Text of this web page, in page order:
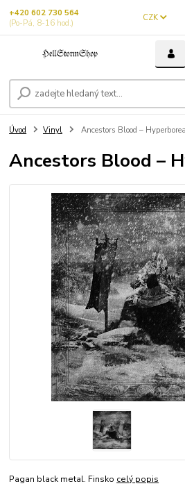
CZK
+420 602 730 564
(Po-Pá, 8-16 hod.)
Úvod Vinyl Ancestors Blood – Hyperborea
Ancestors Blood –
Pagan black metal. Finsko celý popis